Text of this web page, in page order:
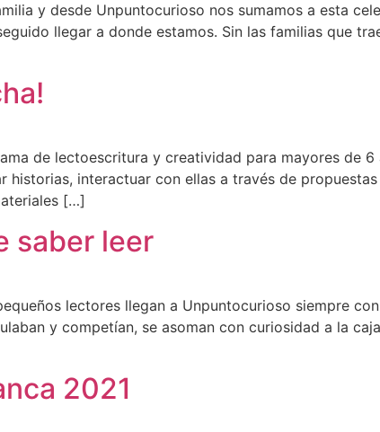
y desde Unpuntocurioso nos sumamos a esta
llegar a donde estamos. Sin las familias que
de lectoescritura y creatividad para mayores de
interactuar con ellas a través de
[…]
saber leer
lectores llegan a Unpuntocurioso siempre
y competían, se asoman con curiosidad a la
2021